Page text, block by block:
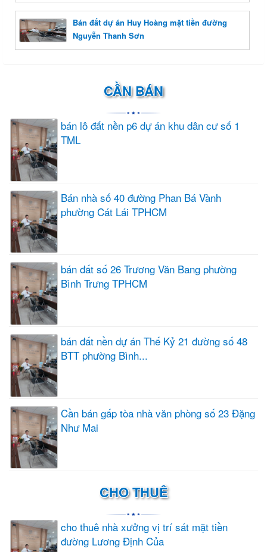
Bán đất dự án Huy Hoàng mặt tiền đường
Nguyễn Thanh Sơn
CẦN BÁN
bán lô đất nền p6 dự án khu dân cư số 1
TML
Bán nhà số 40 đường Phan Bá Vành
phường Cát Lái TPHCM
bán đất số 26 Trương Văn Bang phường
Bình Trưng TPHCM
bán đất nền dự án Thế Kỷ 21 đường số 48
BTT phường Bình...
Cần bán gấp tòa nhà văn phòng số 23 Đặng
Như Mai
CHO THUÊ
cho thuê nhà xưởng vị trí sát mặt tiền
đường Lương Định Của